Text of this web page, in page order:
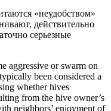
«неудобством»
действительно
серьезные
aggressive or swarm on
been considered a
whether hives
from the hive owner’s
neighbors’ enjoyment of